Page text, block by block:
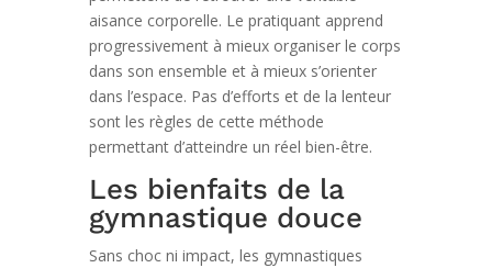
aisance corporelle. Le pratiquant apprend
progressivement à mieux organiser le corps
dans son ensemble et à mieux s’orienter
dans l’espace. Pas d’efforts et de la lenteur
sont les règles de cette méthode
permettant d’atteindre un réel bien-être.
Les bienfaits de la
gymnastique douce
Sans choc ni impact, les gymnastiques